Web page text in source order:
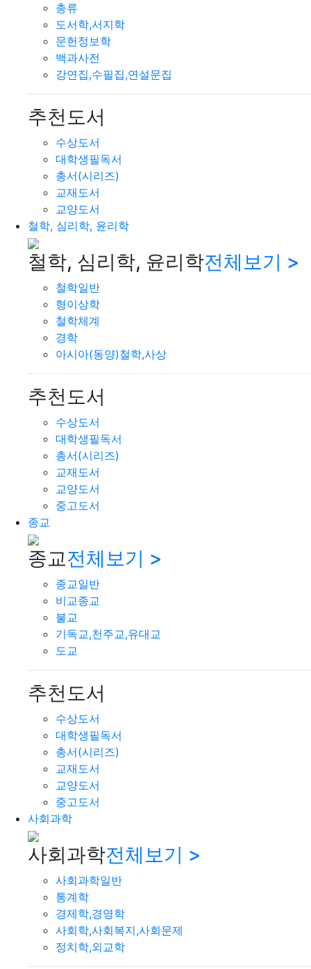
총류
도서학,서지학
문헌정보학
백과사전
강연집,수필집,연설문집
추천도서
수상도서
대학생필독서
총서(시리즈)
교재도서
교양도서
철학, 심리학, 윤리학
철학, 심리학, 윤리학전체보기 >
철학일반
형이상학
철학체계
경학
아시아(동양)철학,사상
추천도서
수상도서
대학생필독서
총서(시리즈)
교재도서
교양도서
중고도서
종교
종교전체보기 >
종교일반
비교종교
불교
기독교,천주교,유대교
도교
추천도서
수상도서
대학생필독서
총서(시리즈)
교재도서
교양도서
중고도서
사회과학
사회과학전체보기 >
사회과학일반
통계학
경제학,경영학
사회학,사회복지,사회문제
정치학,외교학